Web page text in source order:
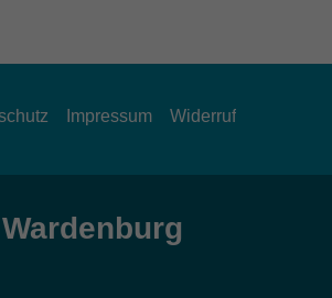
Impressum Widerruf